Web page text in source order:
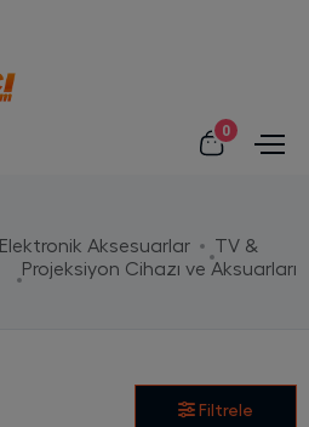
0
Elektronik Aksesuarlar
TV &
Projeksiyon Cihazı ve Aksuarları
Filtrele